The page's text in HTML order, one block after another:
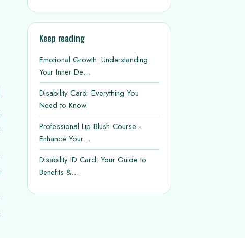
Keep reading
Emotional Growth: Understanding
Your Inner De…
Disability Card: Everything You
Need to Know
Professional Lip Blush Course -
Enhance Your…
Disability ID Card: Your Guide to
Benefits &…